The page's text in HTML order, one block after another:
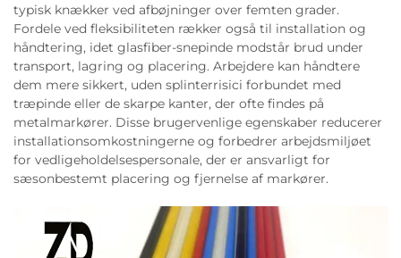
typisk knækker ved afbøjninger over femten grader.
Fordele ved fleksibiliteten rækker også til installation og
håndtering, idet glasfiber-snepinde modstår brud under
transport, lagring og placering. Arbejdere kan håndtere
dem mere sikkert, uden splinterrisici forbundet med
træpinde eller de skarpe kanter, der ofte findes på
metalmarkører. Disse brugervenlige egenskaber reducerer
installationsomkostningerne og forbedrer arbejdsmiljøet
for vedligeholdelsespersonale, der er ansvarligt for
sæsonbestemt placering og fjernelse af markører.